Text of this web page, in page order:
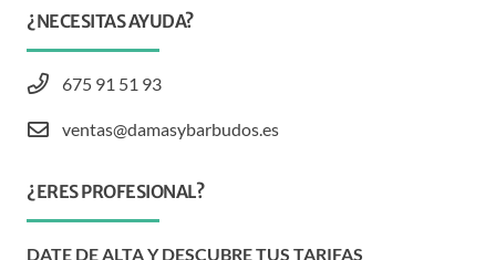
¿NECESITAS AYUDA?
675 91 51 93
ventas@damasybarbudos.es
¿ERES PROFESIONAL?
DATE DE ALTA Y DESCUBRE TUS TARIFAS